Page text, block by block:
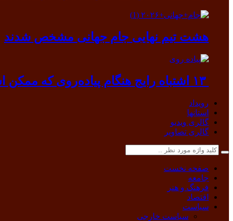
هشت تیم نهایی جام جهانی مشخص شدند
۱۳ اشتباه رایج هنگام پیاده‌روی که ممکن است به بدن آسیب بزند
رویداد
استانها
گالری ویدیو
گالری تصاویر
صفحه نخست
جامعه
فرهنگ و هنر
اقتصاد
سیاست
سیاست خارجی